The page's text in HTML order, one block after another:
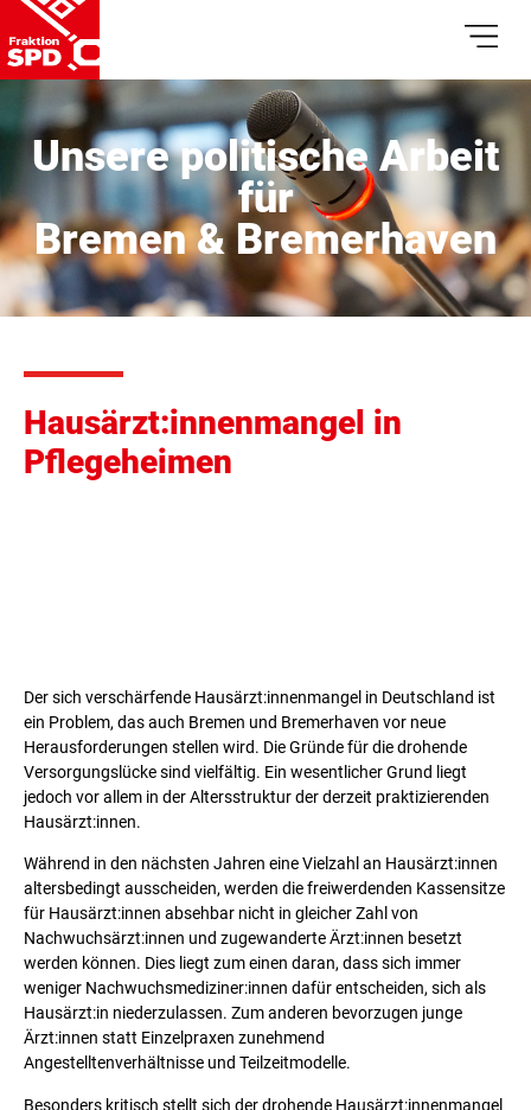
Unsere politische Arbeit
für
Bremen & Bremerhaven
Hausärzt:innenmangel in
Pflegeheimen
Der sich verschärfende Hausärzt:innenmangel in Deutschland ist
ein Problem, das auch Bremen und Bremerhaven vor neue
Herausforderungen stellen wird. Die Gründe für die drohende
Versorgungslücke sind vielfältig. Ein wesentlicher Grund liegt
jedoch vor allem in der Altersstruktur der derzeit praktizierenden
Hausärzt:innen.
Während in den nächsten Jahren eine Vielzahl an Hausärzt:innen
altersbedingt ausscheiden, werden die freiwerdenden Kassensitze
für Hausärzt:innen absehbar nicht in gleicher Zahl von
Nachwuchsärzt:innen und zugewanderte Ärzt:innen besetzt
werden können. Dies liegt zum einen daran, dass sich immer
weniger Nachwuchsmediziner:innen dafür entscheiden, sich als
Hausärzt:in niederzulassen. Zum anderen bevorzugen junge
Ärzt:innen statt Einzelpraxen zunehmend
Angestelltenverhältnisse und Teilzeitmodelle.
Besonders kritisch stellt sich der drohende Hausärzt:innenmangel